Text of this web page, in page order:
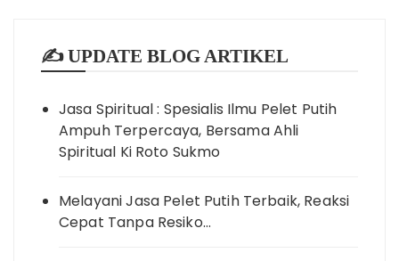
✍️ UPDATE BLOG ARTIKEL
Jasa Spiritual : Spesialis Ilmu Pelet Putih
Ampuh Terpercaya, Bersama Ahli
Spiritual Ki Roto Sukmo
Melayani Jasa Pelet Putih Terbaik, Reaksi
Cepat Tanpa Resiko…